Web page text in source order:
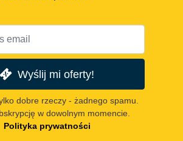
Wyślij mi oferty!
dobre rzeczy - żadnego spamu.
w dowolnym momencie.
Polityka prywatności